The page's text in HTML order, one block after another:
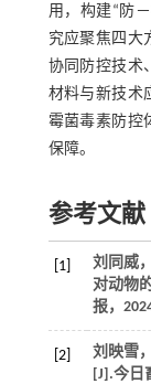
用，构建“防
究应聚焦四大
协同防控技术
材料与新技术
霉菌毒素防控
保障。
参考文献
[1] 刘同威
对动物
报，
[2]
刘映雪
[J].今日